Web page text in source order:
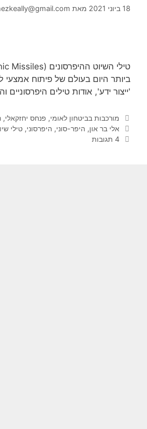
18 ביוני 2021 מאת
ביותר היום בעולם של פיתוח
'ייצור ידע', אודות טילים
קטגוריות
מורכבות בביטחון לאומי, פנחס יחזקאלי,
תגיות
אלי בר און, היפר-סוני, היפרסוני, טילי
4 תגובות